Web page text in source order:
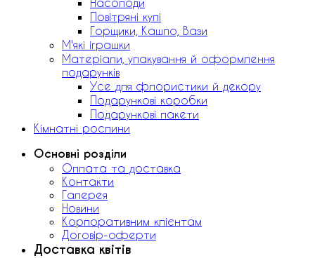
Повітряні кулі
Горщики, Кашпо, Вази
М'які іграшки
Матеріали, упакування й оформлення
подарунків
Усе для флористики й декору
Подарункові коробки
Подарункові пакети
Кімнатні рослини
Основні розділи
Оплата та доставка
Контакти
Галерея
Новини
Корпоративним клієнтам
Договір-оферти
Доставка квітів